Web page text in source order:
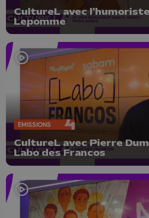
CultureL avec
Lepomme
ÉMISSIONS
CultureL avec Pierre
Labo des Francos